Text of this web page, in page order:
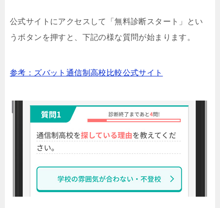
公式サイトにアクセスして「無料診断スタート」とい
うボタンを押すと、下記の様な質問が始まります。
参考：ズバット通信制高校比較公式サイト